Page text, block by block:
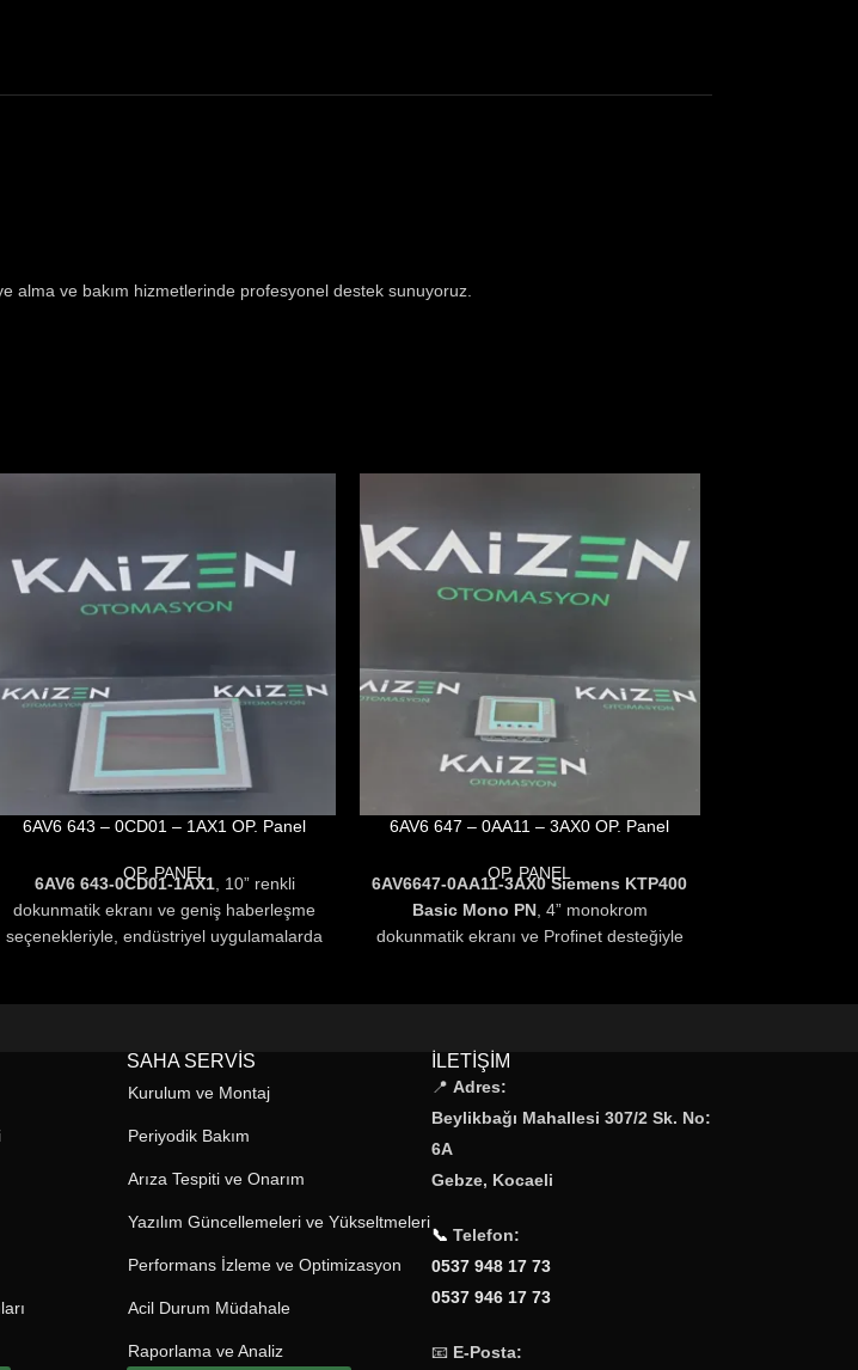
alma ve bakım hizmetlerinde profesyonel destek sunuyoruz.
6AV6 643 – 0CD01 – 1AX1 OP. Panel
OP. PANEL
6AV6 643-0CD01-1AX1, 10” renkli
dokunmatik ekranı ve geniş haberleşme
seçenekleriyle, endüstriyel uygulamalarda
6AV6 647 – 0AA11 – 3AX0 OP. Panel
OP. PANEL
6AV6647-0AA11-3AX0 Siemens KTP400
Basic Mono PN, 4” monokrom
dokunmatik ekranı ve Profinet desteğiyle
SAHA SERVIS
Kurulum ve Montaj
Periyodik Bakım
Arıza Tespiti ve Onarım
Yazılım Güncellemeleri ve Yükseltmeleri
Performans İzleme ve Optimizasyon
Acil Durum Müdahale
Raporlama ve Analiz
İLETIŞIM
📍 Adres:
Beylikbağı Mahallesi 307/2 Sk. No:
6A
Gebze, Kocaeli
📞 Telefon:
0537 948 17 73
0537 946 17 73
📧 E-Posta: